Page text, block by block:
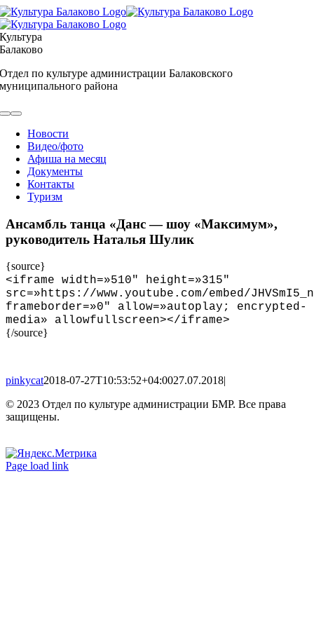
Skip
to
content
Культура
Балаково
Отдел по культуре администрации Балаковского
муниципального района
Toggle
NavigationНовости
Видео/фото
Афиша на месяц
Документы
Контакты
Туризм
Ансамбль танца «Данс — шоу «Максимум»,
руководитель Наталья Шулик
{source}
<iframe width=»510″ height=»315″
src=»https://www.youtube.com/embed/
frameborder=»0″ allow=»autoplay; encrypted-
media» allowfullscreen></iframe>
{/source}
pinkycat2018-07-27T10:53:52+04:0027.07.2018|
© 2023 Отдел по культуре администрации БМР. Все права
защищены.
Вконтакте
Одноклассники
Page load link